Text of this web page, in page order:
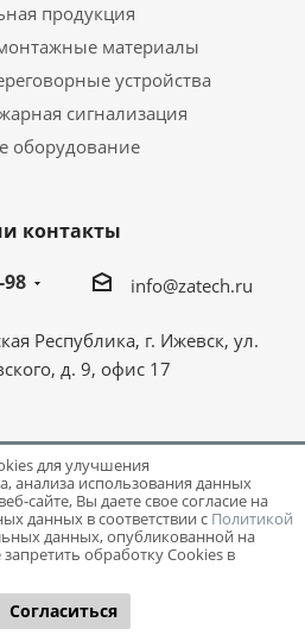
продукция
материалы
устройства
сигнализация
оборудование
контакты
98
info@zatech.ru
Республика, г. Ижевск, ул.
д. 9, офис 17
сайта -Victory
для улучшения
анализа использования данных
сайте, Вы даете свое согласие на
данных в соответствии с Политикой
данных, опубликованной на
обработку Cookies в
Согласиться